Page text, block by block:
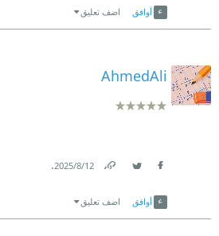
أوافق اضف تعليق
AhmedAli
12‏/8‏/2025
.
أوافق اضف تعليق